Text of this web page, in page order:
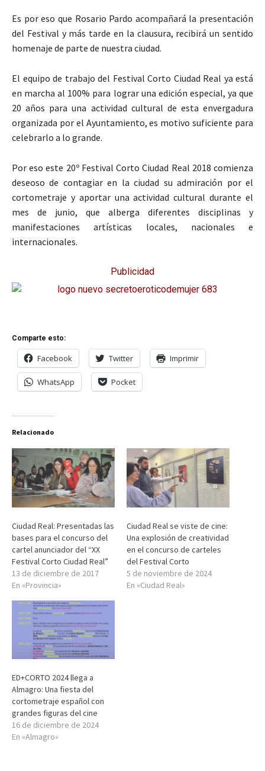
Es por eso que Rosario Pardo acompañará la presentación
del Festival y más tarde en la clausura, recibirá un sentido
homenaje de parte de nuestra ciudad.
El equipo de trabajo del Festival Corto Ciudad Real ya está
en marcha al 100% para lograr una edición especial, ya que
20 años para una actividad cultural de esta envergadura
organizada por el Ayuntamiento, es motivo suficiente para
celebrarlo a lo grande.
Por eso este 20º Festival Corto Ciudad Real 2018 comienza
deseoso de contagiar en la ciudad su admiración por el
cortometraje y aportar una actividad cultural durante el
mes de junio, que alberga diferentes disciplinas y
manifestaciones artísticas locales, nacionales e
internacionales.
Publicidad
Comparte esto:
Facebook Twitter Imprimir
WhatsApp Pocket
Relacionado
Ciudad Real: Presentadas las
bases para el concurso del
cartel anunciador del “XX
Festival Corto Ciudad Real”
13 de diciembre de 2017
En «Provincia»
Ciudad Real se viste de cine:
Una explosión de creatividad
en el concurso de carteles
del Festival Corto
5 de noviembre de 2024
En «Ciudad Real»
ED+CORTO 2024 llega a
Almagro: Una fiesta del
cortometraje español con
grandes figuras del cine
16 de diciembre de 2024
En «Almagro»